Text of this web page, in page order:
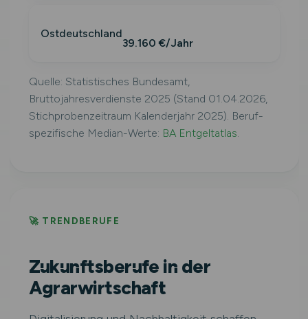
Ostdeutschland
39.160 €/Jahr
Quelle: Statistisches Bundesamt,
Bruttojahresverdienste 2025 (Stand 01.04.2026,
Stichprobenzeitraum Kalenderjahr 2025). Beruf-
spezifische Median-Werte: BA Entgeltatlas.
🚀 TRENDBERUFE
Zukunftsberufe in der
Agrarwirtschaft